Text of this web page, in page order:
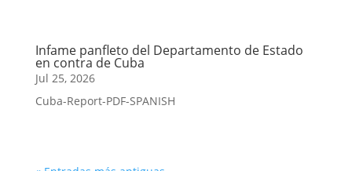
Infame panfleto del Departamento de Estado
en contra de Cuba
Jul 25, 2026
Cuba-Report-PDF-SPANISH